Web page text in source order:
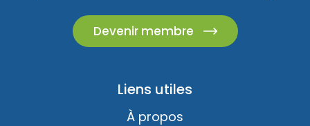
Devenir membre
Liens utiles
À propos